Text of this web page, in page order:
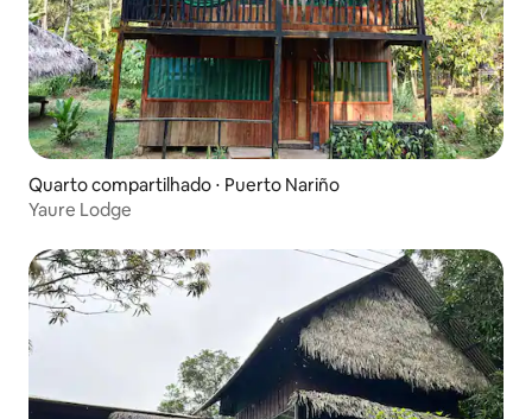
Quarto compartilhado ⋅ Puerto Nariño
Yaure Lodge